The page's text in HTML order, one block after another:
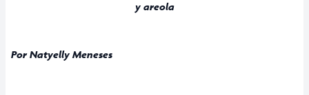
y areola
Por Natyelly Meneses